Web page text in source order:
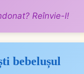
Reînvie-l!
bebelușul